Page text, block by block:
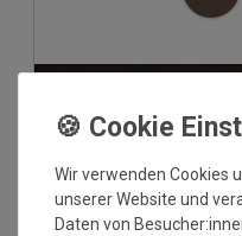
Versandkostenfrei*
Wir verwenden Cookies
unserer Website und
Daten von